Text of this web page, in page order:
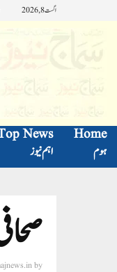
اگست 8, 2026
Home
ہوم
News
اہم نیوز
by